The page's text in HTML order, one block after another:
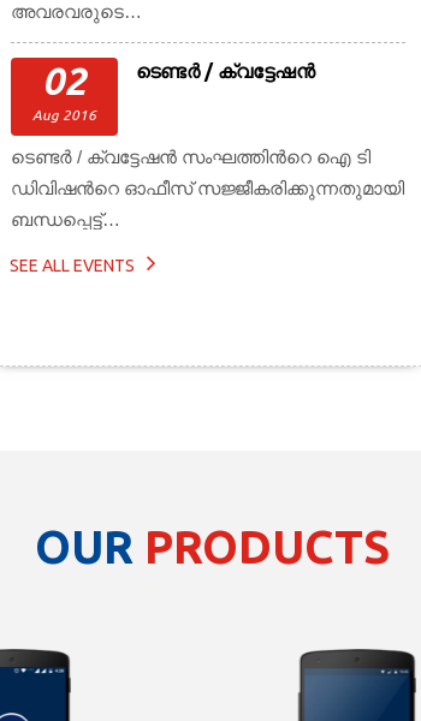
അവരവരുടെ…
02
Aug 2016
ടെണ്ടര്‍ / ക്വട്ടേഷന്‍
ടെണ്ടര്‍ / ക്വട്ടേഷന്‍ സംഘത്തിന്‍റെ ഐ ടി
ഡിവിഷന്‍റെ ഓഫീസ് സജ്ജീകരിക്കുന്നതുമായി
ബന്ധപ്പെട്ട്…
SEE ALL EVENTS
OUR PRODUCTS